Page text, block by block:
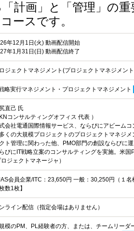
計画」と「管理」の
ースです。
年12月1日(火) 動画配信開始
年1月31日(日) 動画配信終了
ジェクトマネジメント(プロジェクトマネジメン
略実行マネジメント・プロジェクトマネジメント
直己 氏
KNコンサルティングオフィス 代表 ）
会社電通国際情報サービス、ならびにアビーム
くの大規模プロジェクトのプロジェクトマネジ
ト管理に関わった他、PMO部門の創設ならび
びにIT戦略立案のコンサルティングを実施。米
ジェクトマネージャ）
会員企業/ITC：23,650円 一般：30,250円（１
数1枚】
ライン配信（指定会場はありません）
模のPM、PL経験者の方、または、チームリー